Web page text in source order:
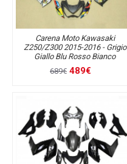
Carena Moto Kawasaki
Z250/Z300 2015-2016 - Grigio
Giallo Blu Rosso Bianco
689€ 489€